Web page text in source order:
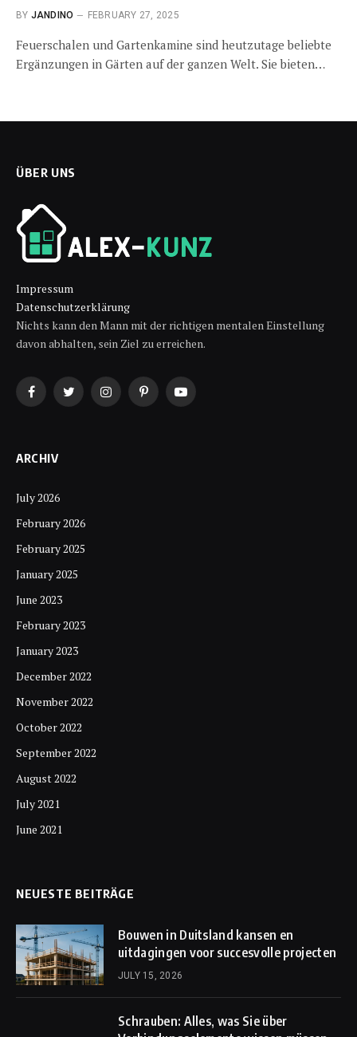
BY JANDINO FEBRUARY 27, 2025
Feuerschalen und Gartenkamine sind heutzutage beliebte
Ergänzungen in Gärten auf der ganzen Welt. Sie bieten…
ÜBER UNS
Impressum
Datenschutzerklärung
Nichts kann den Mann mit der richtigen mentalen Einstellung
davon abhalten, sein Ziel zu erreichen.
FacebookTwitterInstagramPinterestYouTube
ARCHIV
July 2026
February 2026
February 2025
January 2025
June 2023
February 2023
January 2023
December 2022
November 2022
October 2022
September 2022
August 2022
July 2021
June 2021
NEUESTE BEITRÄGE
Bouwen in Duitsland kansen en
uitdagingen voor succesvolle projecten
JULY 15, 2026
Schrauben: Alles, was Sie über